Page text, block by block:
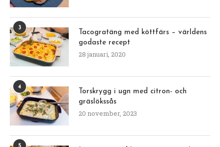
3
Tacogratäng med köttfärs – världens
godaste recept
28 januari, 2020
4
Torskrygg i ugn med citron- och
gräslökssås
20 november, 2023